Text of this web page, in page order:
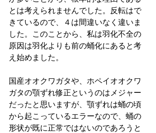
とは考えられませんでした。反転はで
きているので、４は間違いなく違いま
した。このことから、私は羽化不全の
原因は羽化よりも前の蛹化にあると考
え始めました。
国産オオクワガタや、ホペイオオクワ
ガタの顎ずれ修正というのはメジャー
だったと思いますが、顎ずれは蛹の頃
から起こっているエラーなので、蛹の
形状が既に正常ではないのであろうと